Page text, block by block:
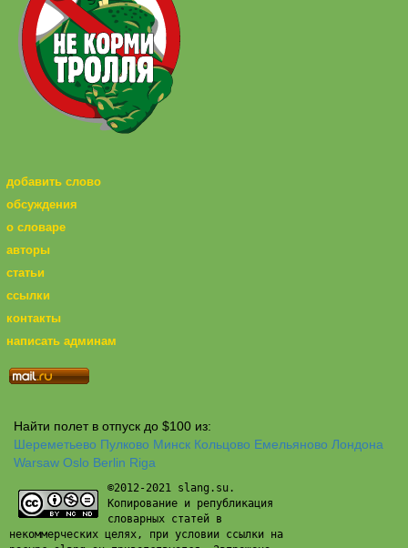
добавить слово
обсуждения
о словаре
авторы
статьи
ссылки
контакты
написать админам
Найти полет в отпуск до $100 из:
Шереметьево Пулково Минск Кольцово Емельяново Лондона
Warsaw Oslo Berlin Riga
©2012-2021 slang.su.
Копирование и републикация
словарных статей в
некоммерческих целях, при условии ссылки на